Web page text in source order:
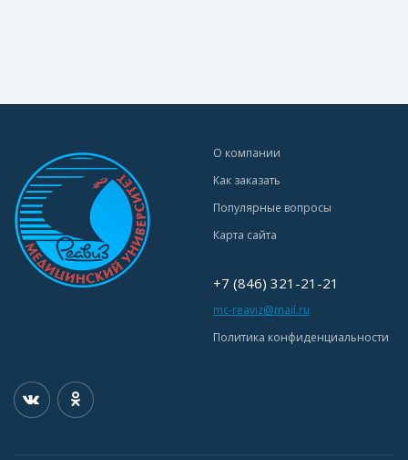
О компании
Как заказать
Популярные вопросы
Карта сайта
+7 (846) 321-21-21
mc-reaviz@mail.ru
Политика конфиденциальности